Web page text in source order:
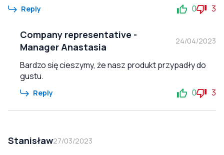
Reply 0 3
Company representative -
Manager Anastasia
24/04/2023
Bardzo się cieszymy, że nasz produkt przypadły do
gustu.
Reply 0 3
Stanisław27/03/2023